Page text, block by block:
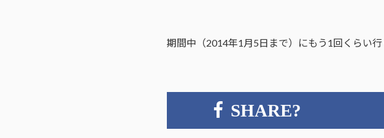
期間中（2014年1月5日まで）にもう1回くらい行
SHARE?